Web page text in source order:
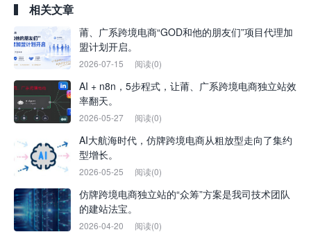
相关文章
莆、广系跨境电商“GOD和他的朋友们”项目代理加
盟计划开启。
2026-07-15 阅读(0)
AI + n8n，5步程式，让莆、广系跨境电商独立站效
率翻天。
2026-05-27 阅读(0)
AI大航海时代，仿牌跨境电商从粗放型走向了集约
型增长。
2026-05-25 阅读(0)
仿牌跨境电商独立站的“众筹”方案是我司技术团队
的建站法宝。
2026-04-20 阅读(0)